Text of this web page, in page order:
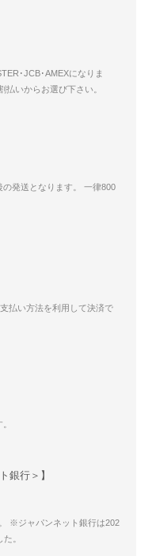
･JCB･AMEXになりま
いからお選び下さい。
発送となります。 一律800
払い方法を利用して決済で
銀行＞】
※ジャパンネット銀行は202
。